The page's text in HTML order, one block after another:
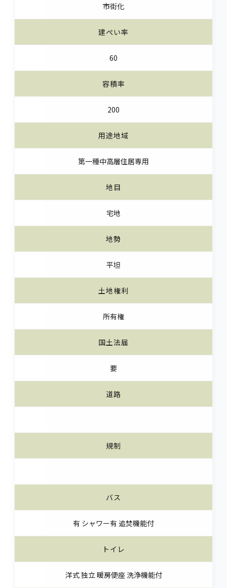
市街化
建ぺい率
60
容積率
200
用途地域
第一種中高層住居専用
地目
宅地
地勢
平坦
土地権利
所有権
国土法届
要
道路
規制
バス
有 シャワー有 追焚機能付
トイレ
洋式 独立 暖房便座 洗浄機能付